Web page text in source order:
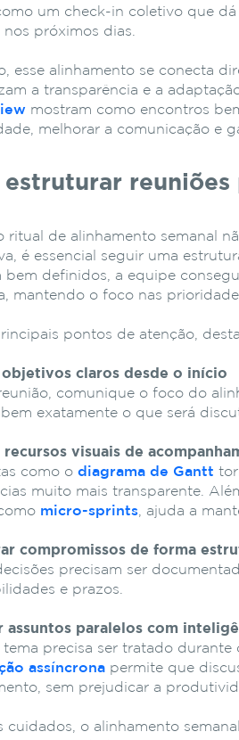
um check-in coletivo que
próximos dias.
esse alinhamento se conecta
a transparência e a
mostram como encontros
melhorar a comunicação e
estruturar
ritual de alinhamento semanal
é essencial seguir uma
bem definidos, a equipe
mantendo o foco nas
pontos de atenção,
objetivos claros desde o início
comunique o foco do
exatamente o que será
visuais de
como odiagrama de Gantt
muito mais transparente.
micro-sprints, ajuda a
compromissos de forma
precisam ser
e prazos.
assuntos paralelos com
precisa ser tratado durante
assíncrona permite que
sem prejudicar a
cuidados, o alinhamento